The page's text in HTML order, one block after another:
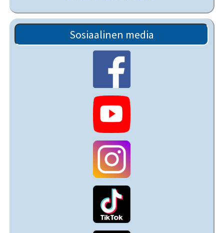
Sosiaalinen media